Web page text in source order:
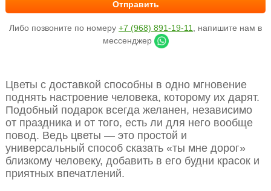
Либо позвоните по номеру +7 (968) 891-19-11
, напишите нам в
мессенджер
Цветы с доставкой способны в одно мгновение
поднять настроение человека, которому их дарят.
Подобный подарок всегда желанен, независимо
от праздника и от того, есть ли для него вообще
повод. Ведь цветы — это простой и
универсальный способ сказать «ты мне дорог»
близкому человеку, добавить в его будни красок и
приятных впечатлений.